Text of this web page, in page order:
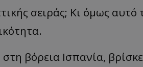
σειράς; Κι όμως αυτό
βόρεια Ισπανία,